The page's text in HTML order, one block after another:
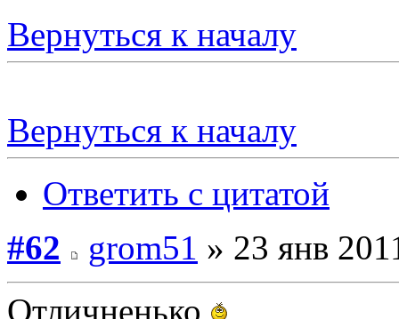
Вернуться к началу
Вернуться к началу
Ответить с цитатой
#62
grom51 » 23 янв
Отличненько